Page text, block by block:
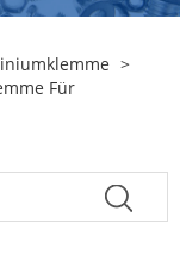
>
Für